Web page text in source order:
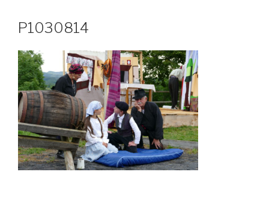
P1030814